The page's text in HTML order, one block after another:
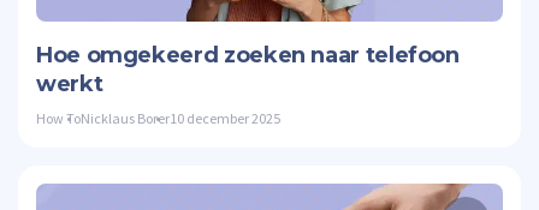
Hoe omgekeerd zoeken naar telefoon
werkt
How ToNicklaus Borer10 december 2025